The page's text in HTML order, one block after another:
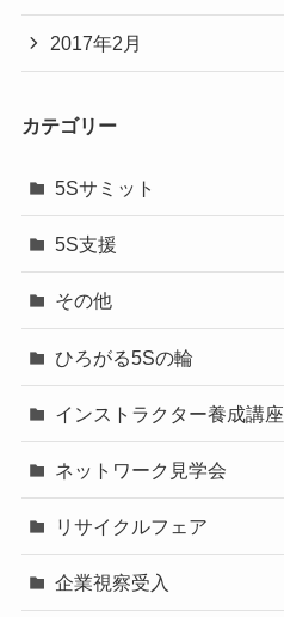
2017年2月
カテゴリー
5Sサミット
5S支援
その他
ひろがる5Sの輪
インストラクター養成講座
ネットワーク見学会
リサイクルフェア
企業視察受入